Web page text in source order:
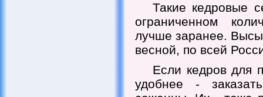
Такие кедровые
ограниченном
лучше заранее.
весной, по всей
Если кедров для
удобнее -